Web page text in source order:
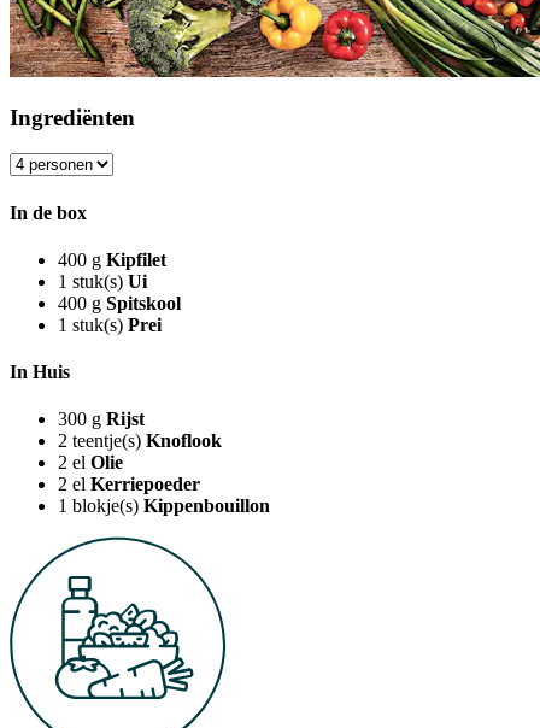
Ingrediënten
In de box
400 g Kipfilet
1 stuk(s) Ui
400 g Spitskool
1 stuk(s) Prei
In Huis
300 g Rijst
2 teentje(s) Knoflook
2 el Olie
2 el Kerriepoeder
1 blokje(s) Kippenbouillon